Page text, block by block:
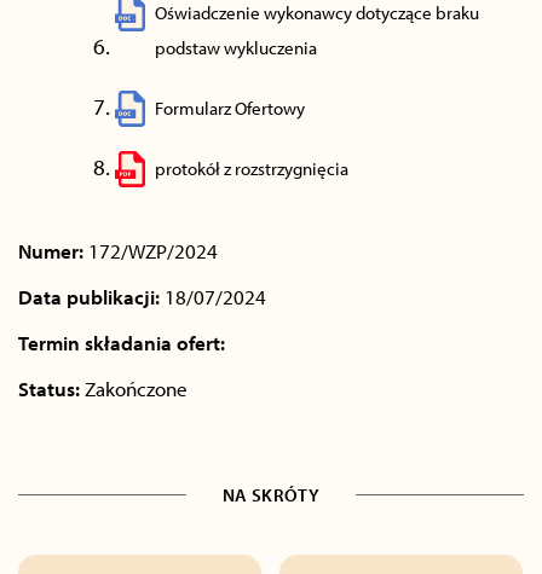
Oświadczenie wykonawcy dotyczące braku
podstaw wykluczenia
Formularz Ofertowy
protokół z rozstrzygnięcia
Numer: 172/WZP/2024
Data publikacji: 18/07/2024
Termin składania ofert:
Status: Zakończone
NA SKRÓTY